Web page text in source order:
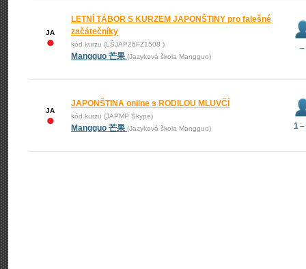
JA
LETNÍ TÁBOR S KURZEM JAPONŠTINY pro falešné
začátečníky
kód kurzu (LŠJAP26FZ1508 )
Mangguo 芒果 (Jazyková škola Mangguo)
–
JA
JAPONŠTINA online s RODILOU MLUVČÍ
kód kurzu (JAPMP Skype)
Mangguo 芒果 (Jazyková škola Mangguo) 1